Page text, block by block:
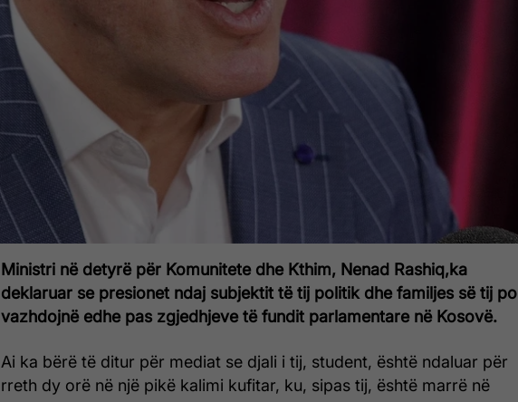
Ministri në detyrë për Komunitete dhe Kthim, Nenad Rashiq,ka
deklaruar se presionet ndaj subjektit të tij politik dhe familjes së tij po
vazhdojnë edhe pas zgjedhjeve të fundit parlamentare në Kosovë.
Ai ka bërë të ditur për mediat se djali i tij, student, është ndaluar për
rreth dy orë në një pikë kalimi kufitar, ku, sipas tij, është marrë në